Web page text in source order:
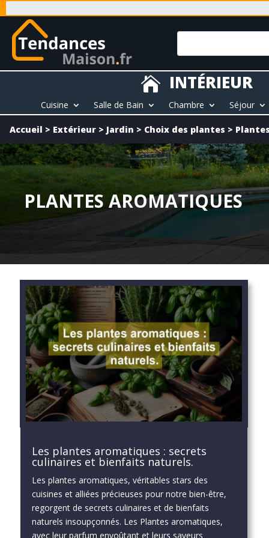
 INTÉRIEUR
Cuisine Salle de Bain Chambre Séjour
Accueil > Extérieur > Jardin > Choix des plantes >
PLANTES AROMATIQUES
Les plantes aromatiques : secrets
culinaires et bienfaits naturels.
Les plantes aromatiques, véritables stars des
cuisines et alliées précieuses pour notre bien-être,
regorgent de secrets culinaires et de bienfaits
naturels insoupçonnés. Les Plantes aromatiques,
avec leur parfum envoûtant et leurs saveurs